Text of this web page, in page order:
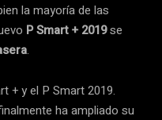
la mayoría de las
P Smart + 2019se
.
+ y el P Smart 2019.
ha ampliado su